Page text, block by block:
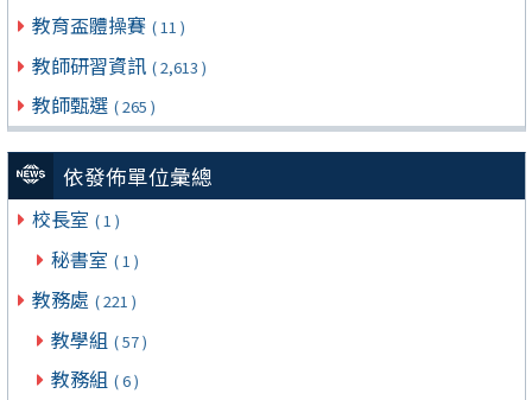
教育盃體操賽 ( 11 )
教師研習資訊 ( 2,613 )
教師甄選 ( 265 )
依發佈單位彙總
校長室 ( 1 )
秘書室 ( 1 )
教務處 ( 221 )
教學組 ( 57 )
教務組 ( 6 )